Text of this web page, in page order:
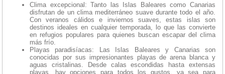
Clima excepcional: Tanto las Islas Baleares como Canarias
disfrutan de un clima mediterráneo suave durante todo el año.
Con veranos cálidos e inviernos suaves, estas islas son
destinos ideales en cualquier temporada, lo que las convierte
en refugios populares para quienes buscan escapar del clima
más frío.
Playas paradisíacas: Las Islas Baleares y Canarias son
conocidas por sus impresionantes playas de arena blanca y
aguas cristalinas. Desde calas escondidas hasta extensas
playas, hay opciones para todos los gustos, ya sea para